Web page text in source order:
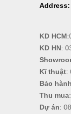
Address:
KD HCM:
KD HN:
Kĩ thuật:
Bảo hành
Thu mua:
Dự án: